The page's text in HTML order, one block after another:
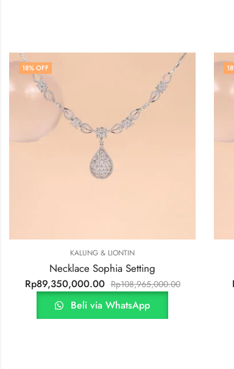
KALUNG & LIONTIN
Pendant Pear Setting
Rp19,650,000.00 Rp23,947,500.00
Beli via WhatsApp